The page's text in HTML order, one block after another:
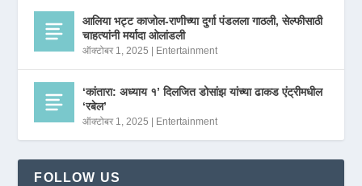
आलिया भट्ट काजोल-राणीच्या दुर्गा पंडलला गाठली, सेल्फीसाठी
चाहत्यांनी मर्यादा ओलांडली
ऑक्टोबर 1, 2025 | Entertainment
‘कांतारा: अध्याय १’ दिलजित डोसांझ यांच्या ढाकड एंट्रीमधील
‘रबेल’
ऑक्टोबर 1, 2025 | Entertainment
FOLLOW US